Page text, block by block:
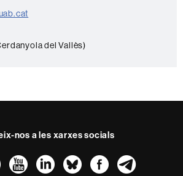
del Vallès)
nos a les xarxes socials
TikTokYouTube
LinkedIn
Bluesky